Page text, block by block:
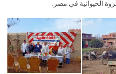
الحيوانية في مصر.